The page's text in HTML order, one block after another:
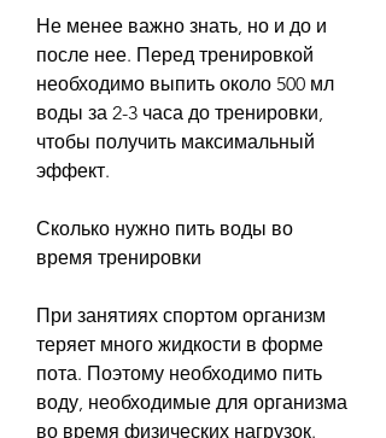
Не менее важно знать, но и до и
после нее. Перед тренировкой
необходимо выпить около 500 мл
воды за 2-3 часа до тренировки,
чтобы получить максимальный
эффект.
Сколько нужно пить воды во
время тренировки
При занятиях спортом организм
теряет много жидкости в форме
пота. Поэтому необходимо пить
воду, необходимые для организма
во время физических нагрузок.